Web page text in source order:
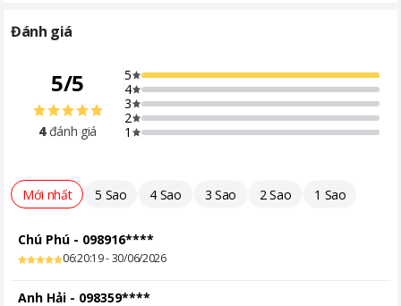
Gam màu đen sang trọng kết hợp các chi tiết tinh tế giúp sản
căn hộ hiện đại đến phòng trọ hay bàn ăn gia đình. Thiết kế gọn
nhẹ cho phép bạn di chuyển và sử dụng linh hoạt trong nhiều
hoàn cảnh.
Bếp được trang bị mặt kính HAWON CERAMIC cao cấp có khả
năng chịu nhiệt và chịu lực tốt, hạn chế trầy xước trong quá
trình sử dụng. Bề mặt kính phẳng, nhẵn giúp truyền nhiệt hiệu
quả và dễ dàng lau chùi sau khi nấu, giữ cho bếp luôn sạch sẽ
Đánh giá
5/5
4 đánh giá
5
4
3
2
1
Mới nhất 5 Sao 4 Sao 3 Sao 2 Sao 1 Sao
Chú Phú - 098916****
06:20:19 - 30/06/2026
Anh Hải - 098359****